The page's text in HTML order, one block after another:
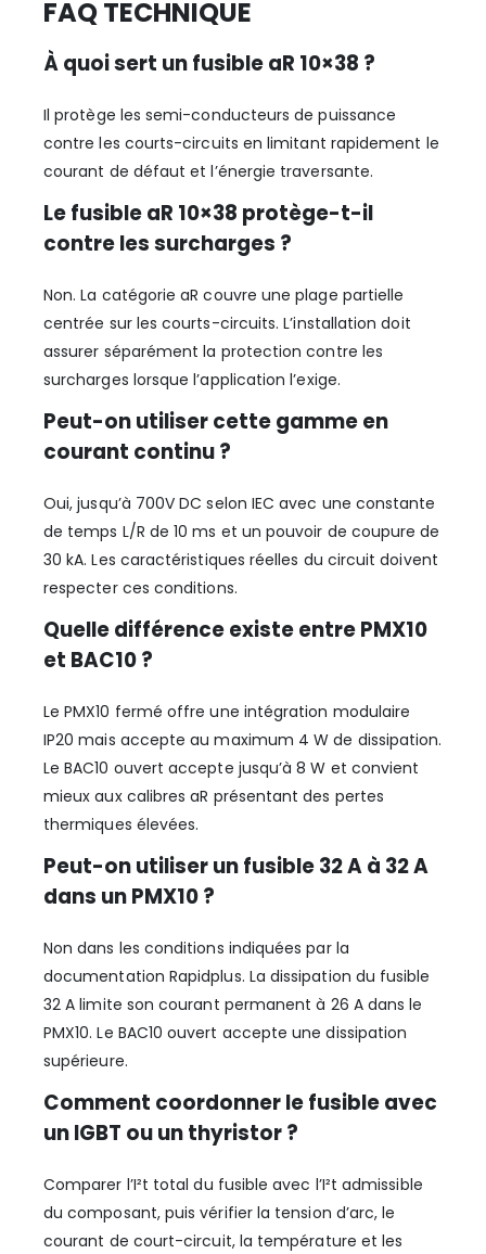
FAQ TECHNIQUE
À quoi sert un fusible aR 10×38 ?
Il protège les semi-conducteurs de puissance
contre les courts-circuits en limitant rapidement le
courant de défaut et l’énergie traversante.
Le fusible aR 10×38 protège-t-il
contre les surcharges ?
Non. La catégorie aR couvre une plage partielle
centrée sur les courts-circuits. L’installation doit
assurer séparément la protection contre les
surcharges lorsque l’application l’exige.
Peut-on utiliser cette gamme en
courant continu ?
Oui, jusqu’à 700V DC selon IEC avec une constante
de temps L/R de 10 ms et un pouvoir de coupure de
30 kA. Les caractéristiques réelles du circuit doivent
respecter ces conditions.
Quelle différence existe entre PMX10
et BAC10 ?
Le PMX10 fermé offre une intégration modulaire
IP20 mais accepte au maximum 4 W de dissipation.
Le BAC10 ouvert accepte jusqu’à 8 W et convient
mieux aux calibres aR présentant des pertes
thermiques élevées.
Peut-on utiliser un fusible 32 A à 32 A
dans un PMX10 ?
Non dans les conditions indiquées par la
documentation Rapidplus. La dissipation du fusible
32 A limite son courant permanent à 26 A dans le
PMX10. Le BAC10 ouvert accepte une dissipation
supérieure.
Comment coordonner le fusible avec
un IGBT ou un thyristor ?
Comparer l’I²t total du fusible avec l’I²t admissible
du composant, puis vérifier la tension d’arc, le
courant de court-circuit, la température et les